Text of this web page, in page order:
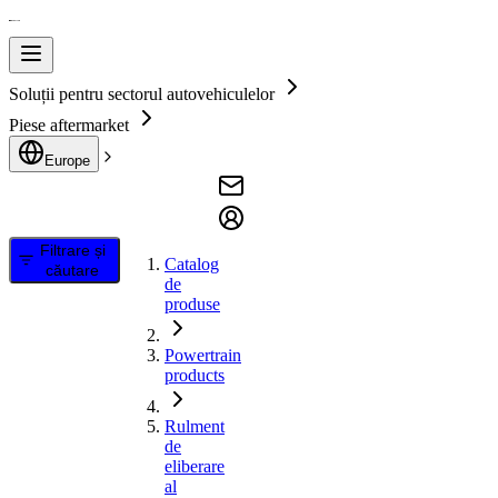
Soluții pentru sectorul autovehiculelor
Piese aftermarket
Europe
Filtrare și
căutare
Catalog
de
produse
Powertrain
products
Rulment
de
eliberare
al